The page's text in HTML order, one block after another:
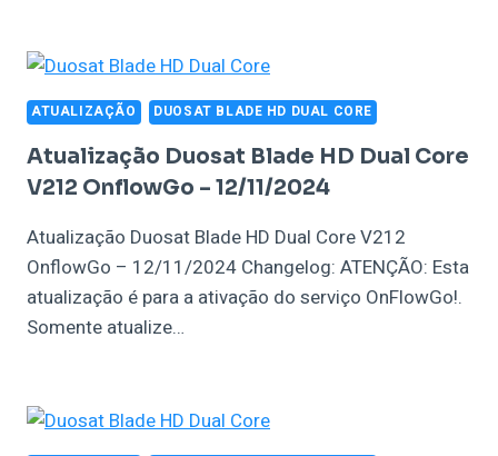
ATUALIZAÇÃO DUOSAT BLADE HD DUAL CORE
Atualização Duosat Blade HD Dual Core
V212 OnflowGo – 12/11/2024
Atualização Duosat Blade HD Dual Core V212
OnflowGo – 12/11/2024 Changelog: ATENÇÃO: Esta
atualização é para a ativação do serviço OnFlowGo!.
Somente atualize…